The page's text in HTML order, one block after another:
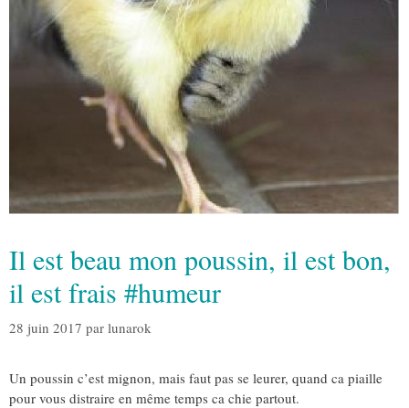
Il est beau mon poussin, il est bon,
il est frais #humeur
28 juin 2017 par lunarok
Un poussin c’est mignon, mais faut pas se leurer, quand ca piaille
pour vous distraire en même temps ca chie partout.